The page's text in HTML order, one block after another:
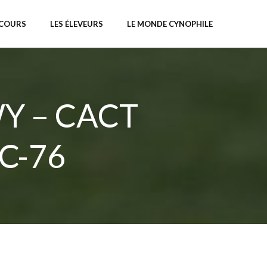
LES ÉLEVEURS LE MONDE CYNOPHILE
– CACT
76